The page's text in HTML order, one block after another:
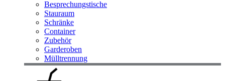
Besprechungstische
Stauraum
Schränke
Container
Zubehör
Garderoben
Mülltrennung